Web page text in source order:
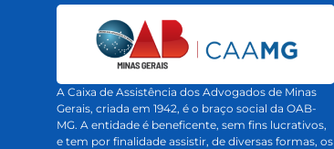
A Caixa de Assistência dos Advogados de Minas
Gerais, criada em 1942, é o braço social da OAB-
MG. A entidade é beneficente, sem fins lucrativos,
e tem por finalidade assistir, de diversas formas, os